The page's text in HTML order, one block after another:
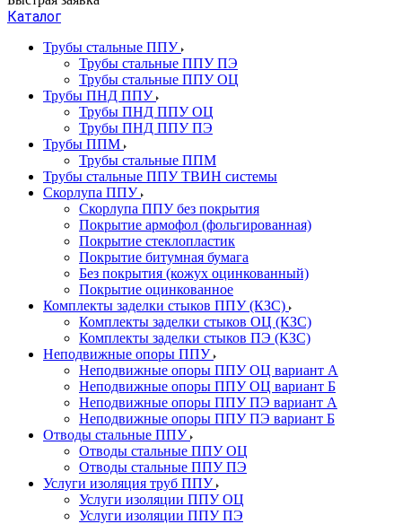
Каталог
Трубы стальные ППУ
Трубы стальные ППУ ПЭ
Трубы стальные ППУ ОЦ
Трубы ПНД ППУ
Трубы ПНД ППУ ОЦ
Трубы ПНД ППУ ПЭ
Трубы ППМ
Трубы стальные ППМ
Трубы стальные ППУ ТВИН системы
Скорлупа ППУ
Скорлупа ППУ без покрытия
Покрытие армофол (фольгированная)
Покрытие стеклопластик
Покрытие битумная бумага
Без покрытия (кожух оцинкованный)
Покрытие оцинкованное
Комплекты заделки стыков ППУ (КЗС)
Комплекты заделки стыков ОЦ (КЗС)
Комплекты заделки стыков ПЭ (КЗС)
Неподвижные опоры ППУ
Неподвижные опоры ППУ ОЦ вариант А
Неподвижные опоры ППУ ОЦ вариант Б
Неподвижные опоры ППУ ПЭ вариант А
Неподвижные опоры ППУ ПЭ вариант Б
Отводы стальные ППУ
Отводы стальные ППУ ОЦ
Отводы стальные ППУ ПЭ
Услуги изоляция труб ППУ
Услуги изоляции ППУ ОЦ
Услуги изоляции ППУ ПЭ